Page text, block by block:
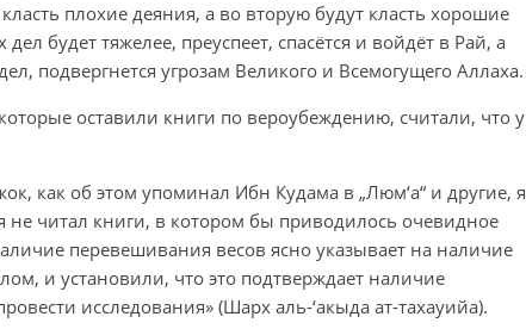
плохие деяния, а во вторую будут класть хорошие
будет тяжелее, преуспеет, спасётся и войдёт в Рай, а
подвергнется угрозам Великого и Всемогущего Аллаха.
оставили книги по вероубеждению, считали, что у
как об этом упоминал Ибн Кудама в „Люм‘а“ и другие, я
не читал книги, в котором бы приводилось очевидное
перевешивания весов ясно указывает на наличие
и установили, что это подтверждает наличие
исследования» (Шарх аль-‘акыда ат-тахауийа).